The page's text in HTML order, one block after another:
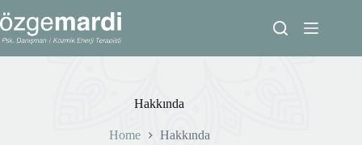
Hakkında
Home Hakkında